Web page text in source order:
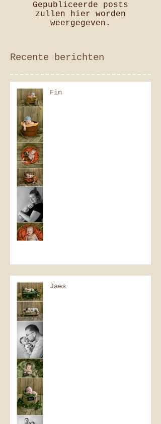
Gepubliceerde posts
zullen hier worden
weergegeven.
Recente berichten
Fin
Jaes